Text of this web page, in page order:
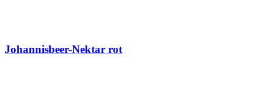
Johannisbeer-Nektar rot